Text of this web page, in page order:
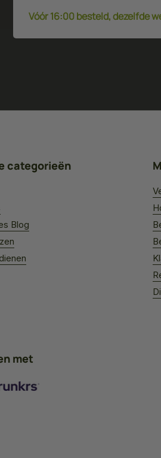
Vóór 16:00 besteld, dezelfde
categorieën
Blog
met